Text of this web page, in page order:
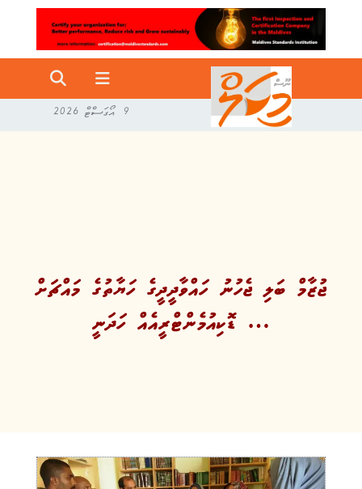
9 އޯގަސްޓް 2026
ޖުޒާމް ބަލި ޖެހުނު ހައްވާދީދީގެ ހަޔާތުގެ މައްޗަށް
ޑޮކިއުމެންޓްރީއެއް ހަދަނީ …